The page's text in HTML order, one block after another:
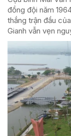
đồng đội năm
thắng trận đầu
Gianh vẫn vẹn